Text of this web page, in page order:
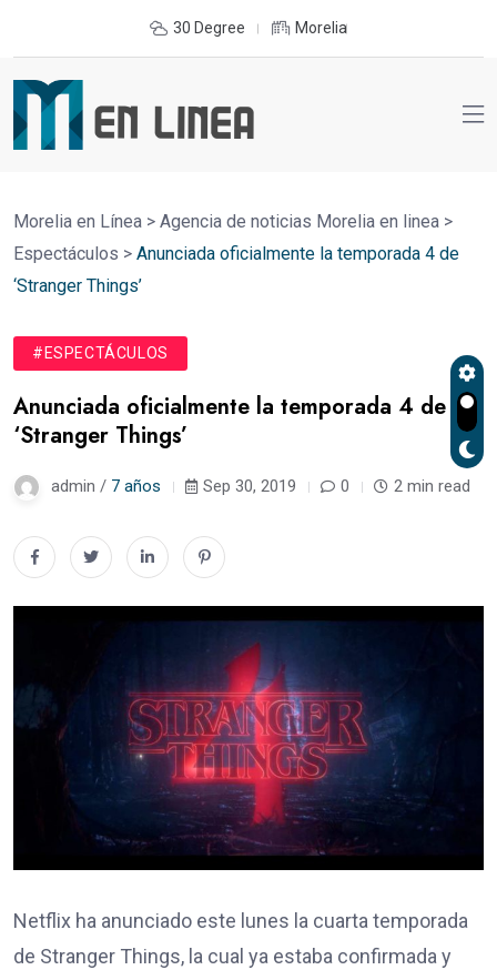
30 Degree Morelia
Morelia en Línea > Agencia de noticias Morelia en linea >
Espectáculos > Anunciada oficialmente la temporada 4 de
‘Stranger Things’
#ESPECTÁCULOS
Anunciada oficialmente la temporada 4 de
‘Stranger Things’
admin / 7 años Sep 30, 2019 0 2 min read
Netflix ha anunciado este lunes la cuarta temporada
de Stranger Things, la cual ya estaba confirmada y